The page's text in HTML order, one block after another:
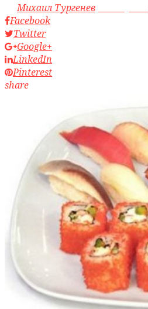
byМихаил Тургенев
Facebook
Twitter
Google+
LinkedIn
Pinterest
share